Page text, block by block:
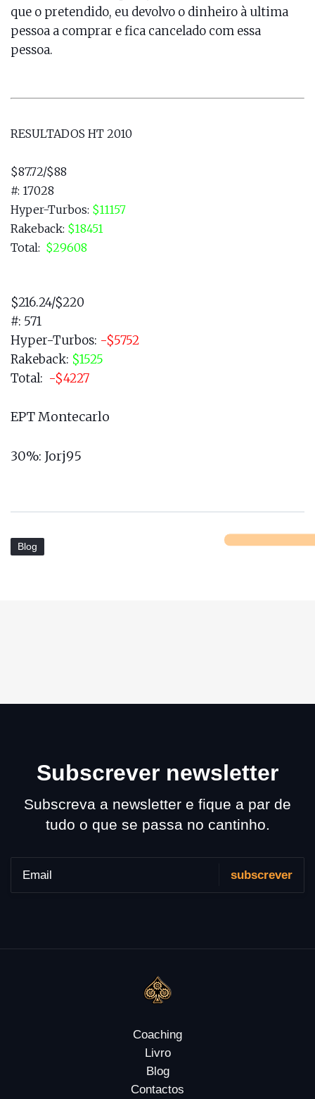
que o pretendido, eu devolvo o dinheiro à ultima
pessoa a comprar e fica cancelado com essa
pessoa.
RESULTADOS HT 2010
$87.72/$88
#: 17028
Hyper-Turbos: $11157
Rakeback: $18451
Total: $29608
$216.24/$220
#: 571
Hyper-Turbos: -$5752
Rakeback: $1525
Total: -$4227
EPT Montecarlo
30%: Jorj95
Blog
Subscrever newsletter
Subscreva a newsletter e fique a par de
tudo o que se passa no cantinho.
Coaching
Livro
Blog
Contactos